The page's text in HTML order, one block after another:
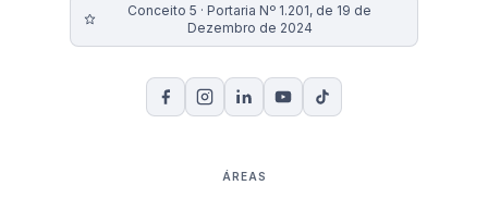
Conceito 5 · Portaria Nº 1.201, de 19 de
Dezembro de 2024
ÁREAS